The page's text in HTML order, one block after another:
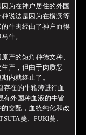
为在神户居住的外国
说法是因为在横滨等
牛肉经由了神户而得
牛。
产的短角种德文种、
产，但由于肉质恶
内就终止了。
存在的牛籍簿进行血
有外国种血液的牛皆
交配，血统纯化和改
蔓、FUKI蔓、